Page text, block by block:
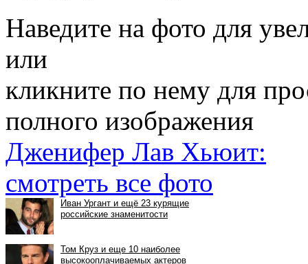
Наведите на фото для
или
кликните по нему для
полного изображения
Дженифер Лав Хьюит:
смотреть все фото